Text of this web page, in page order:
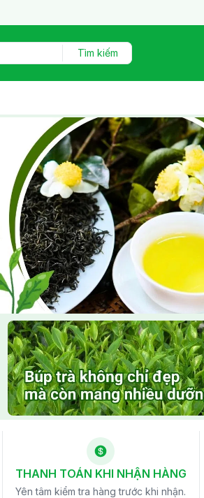
Mua
Tìm kiếm
THANH TOÁN KHI NHẬN HÀNG
Yên tâm kiểm tra hàng trước khi nhận.